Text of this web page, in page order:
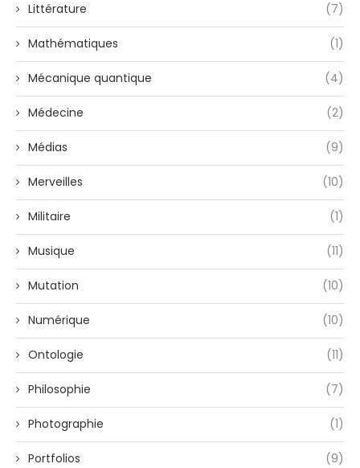
Littérature (7)
Mathématiques (1)
Mécanique quantique (4)
Médecine (2)
Médias (9)
Merveilles (10)
Militaire (1)
Musique (11)
Mutation (10)
Numérique (10)
Ontologie (11)
Philosophie (7)
Photographie (1)
Portfolios (9)